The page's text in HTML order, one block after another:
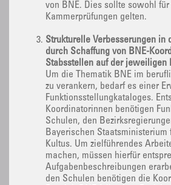
von BNE. Dies sollte sowohl
Kammerprüfungen gelten.
Strukturelle Verbesserungen in
durch Schaffung von BNE-
Stabsstellen auf der jeweiligen
Um die Thematik BNE im
zu verankern, bedarf es einer
Funktionsstellungkataloges.
Koordinatorinnen benötigen
Schulen, den
Bayerischen Staatsministerium
Kultus. Um zielführendes
machen, müssen hierfür
Aufgabenbeschreibungen
den Schulen benötigen die